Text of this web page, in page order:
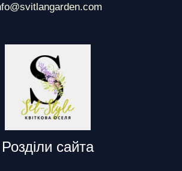
Розділи сайта